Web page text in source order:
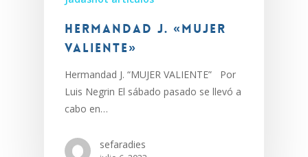
Hermandad J. «MUJER
VALIENTE»
Hermandad J. “MUJER VALIENTE” Por
Luis Negrin El sábado pasado se llevó a
cabo en…
sefaradies